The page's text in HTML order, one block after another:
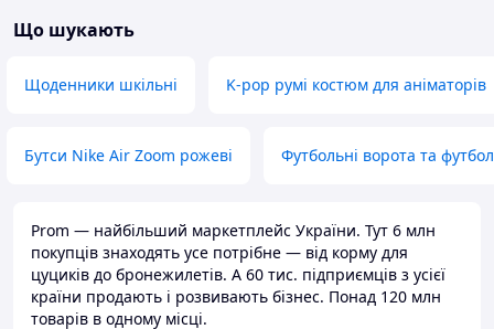
Що шукають
Щоденники шкільні K-pop румі костюм для аніматорів
Бутси Nike Air Zoom рожеві Футбольні ворота та
Prom — найбільший маркетплейс України. Тут 6 млн
покупців знаходять усе потрібне — від корму для
цуциків до бронежилетів. А 60 тис. підприємців з усієї
країни продають і розвивають бізнес. Понад 120 млн
товарів в одному місці.